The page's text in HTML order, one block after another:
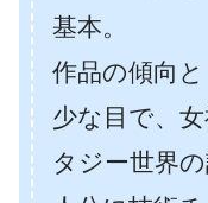
基本。
作品の傾向
少な目で、
タジー世界